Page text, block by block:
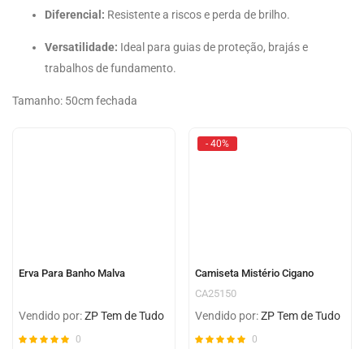
Diferencial: Resistente a riscos e perda de brilho.
Versatilidade: Ideal para guias de proteção, brajás e
trabalhos de fundamento.
Tamanho: 50cm fechada
Erva Para Banho Malva
Vendido por:ZP Tem de Tudo
0
- 40%
Camiseta Mistério Cigano
CA25150
Vendido por:ZP Tem de Tudo
0